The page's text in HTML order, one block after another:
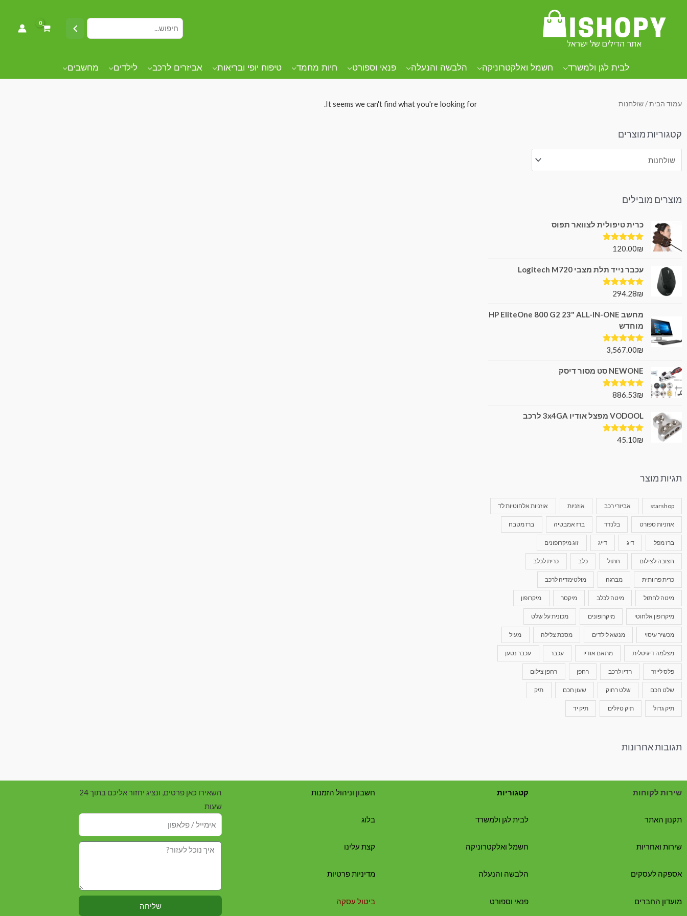
לבית לגן ולמשרד חשמל ואלקטרוניקה הלבשה והנעלה פנאי וספורט חיות מחמד טיפוח יופי ובריאות אביזרים לרכב לילדים מחשבים
עמוד הבית/ שולחנות
קטגוריות מוצרים
מוצרים מובילים
כרית טיפולית לצוואר תפוס
דורג5.00
120.00₪
עכבר נייד תלת מצבי Logitech M720
דורג5.00
294.28₪
מחשב HP EliteOne 800 G2 23" ALL-IN-ONE
מוחדש
דורג5.00
3,567.00₪
NEWONE סט מסור דיסק
דורג5.00
886.53₪
VODOOL מפצל אודיו 3x4GA לרכב
דורג5.00
45.10₪
תגיות מוצר
starshop אביזרי רכב אוזניות אוזניות אלחוטיות לד
אוזניות ספורט בלנדר ברז אמבטיה ברז מטבח
ברז מפל דיג דייג זוג מיקרופונים
חצובה לצילום חתול כלב כרית לכלב
כרית פרוותית מברגה מולטימדיה לרכב
מיטה לחתול מיטה לכלב מיקסר מיקרופון
מיקרופון אלחוטי מיקרופונים מכונית על שלט
מכשיר עיסוי מנשא לילדים מסכת צלילה מעיל
מצלמה דיגיטלית מתאם אודיו עכבר עכבר נטען
פלס לייזר רדיו לרכב רחפן רחפן צילום
שלט חכם שלט רחוק שעון חכם תיק
תיק גדול תיק טיולים תיק יד
תגובות אחרונות
It seems we can't find what you're looking for.
שירות לקוחות
תקנון האתר
שירות ואחריות
אספקה לעסקים
מועדון החברים
קטגוריות
לבית לגן ולמשרד
חשמל ואלקטרוניקה
הלבשה והנעלה
פנאי וספורט
חשבון וניהול הזמנות
בלוג
קצת עלינו
מדיניות פרטיות
ביטול עסקה
השאירו כאן פרטים, ונציג יחזור אליכם בתוך 24
שעות
שליחה